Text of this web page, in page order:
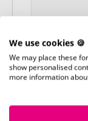
We use cookies 🍪
We may place these
show personalised
more information